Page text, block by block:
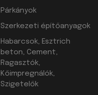
Párkányok
Szerkezeti építőanyagok
Habarcsok, Esztrich
beton, Cement,
Ragasztók,
Kőimpregnálók,
Szigetelők